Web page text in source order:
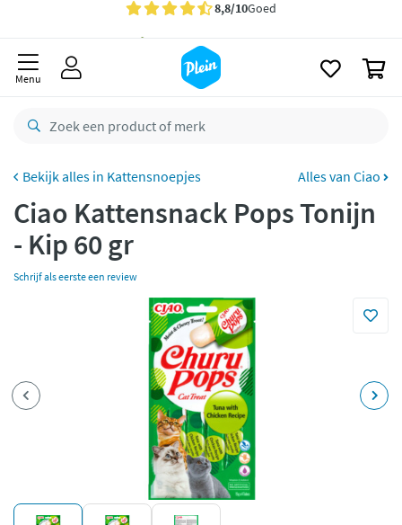
Gratisbezorging vanaf 35,- *
Bestelling uiterlijkzaterdag
retourneren
CO2 neutraal
Betaal met Klarna
Menu
Kattensnoepjes Alles van Ciao
Ciao Kattensnack Pops Tonijn
- Kip 60 gr
Schrijf als eerste een review